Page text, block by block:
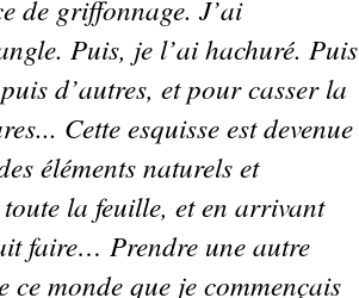
de griffonnage. J’ai
Puis, je l’ai hachuré. Puis
d’autres, et pour casser la
Cette esquisse est devenue
éléments naturels et
la feuille, et en arrivant
faire… Prendre une autre
monde que je commençais